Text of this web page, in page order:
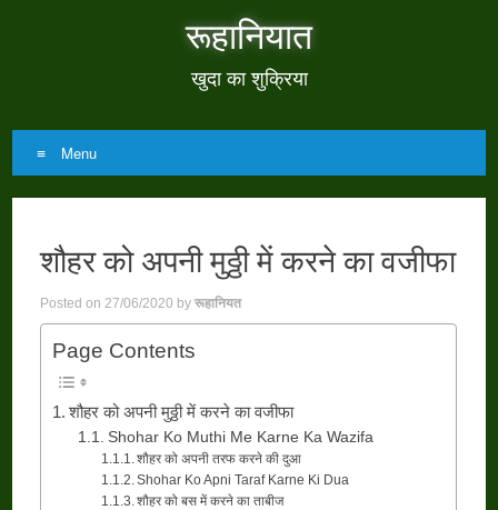
रूहानियात
खुदा का शुक्रिया
Menu
Skip
content
शौहर को अपनी मुठ्ठी में करने का वजीफा
Posted on27/06/2020 byरूहानियत
Page Contents
शौहर को अपनी मुठ्ठी में करने का वजीफा
Shohar Ko Muthi Me Karne Ka Wazifa
शौहर को अपनी तरफ करने की दुआ
Shohar Ko Apni Taraf Karne Ki Dua
शौहर को बस में करने का ताबीज